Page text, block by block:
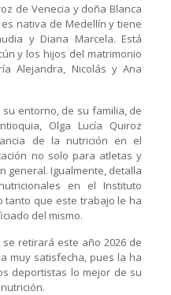
de Venecia y doña Blanca
nativa de Medellín y tiene
y Diana Marcela. Está
y los hijos del matrimonio
Alejandra, Nicolás y Ana
entorno, de su familia, de
Olga Lucía Quiroz
de la nutrición en el
no solo para atletas y
general. Igualmente, detalla
en el Instituto
tanto que este trabajo le ha
del mismo.
retirará este año 2026 de
muy satisfecha, pues la ha
deportistas lo mejor de su